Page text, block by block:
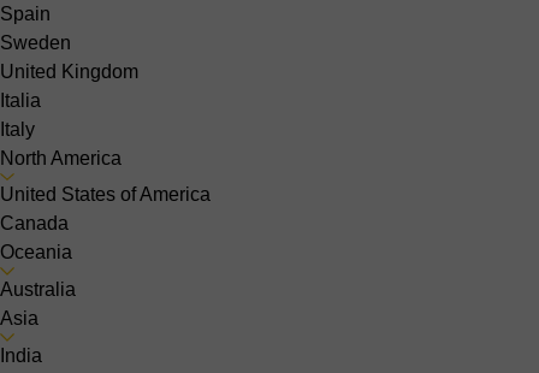
Spain
Sweden
United Kingdom
Italia
Italy
North America
United States of America
Canada
Oceania
Australia
Asia
India